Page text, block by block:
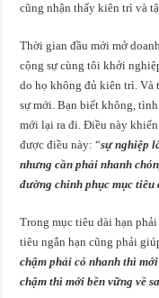
cũng nhận thấy kiên trì và
Thời gian đầu mới mở
cộng sự cùng tôi khởi
do họ không đủ kiên trì. Và
sự mới. Bạn biết không,
mới lại ra đi. Điều này
được điều này: “sự nghiệp
nhưng cần phải nhanh
đường chinh phục mục tiêu
Trong mục tiêu dài hạn
tiêu ngắn hạn cũng phải
chậm phải có nhanh thì
chậm thì mới bền vững về